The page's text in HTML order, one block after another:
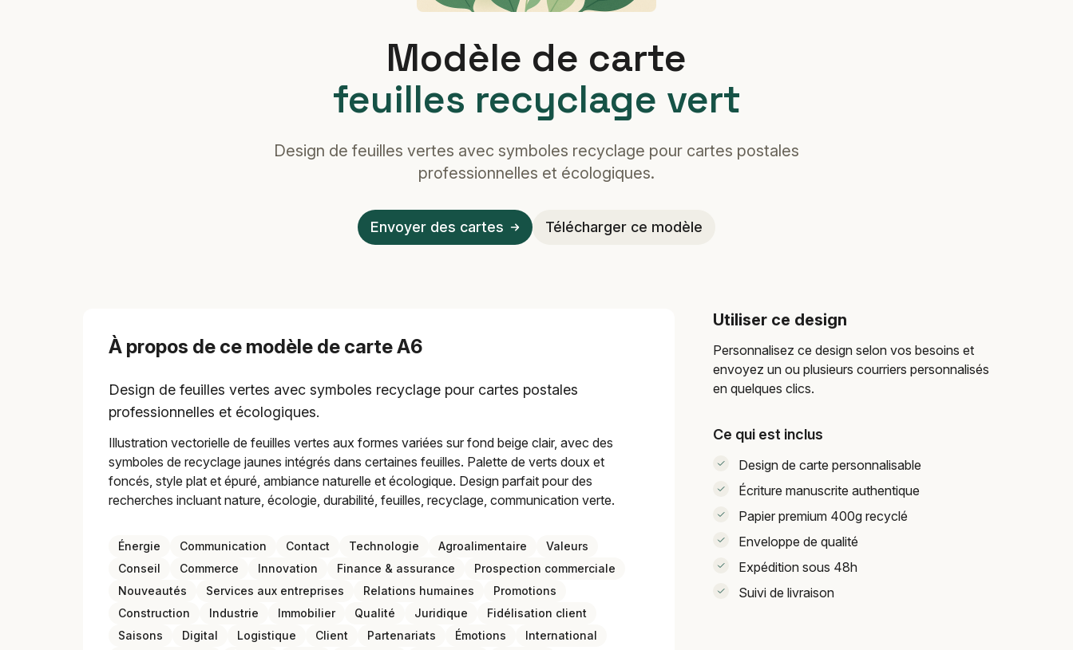
Modèle de carte
feuilles recyclage vert
Design de feuilles vertes avec symboles recyclage pour cartes postales
professionnelles et écologiques.
Envoyer des cartes Télécharger ce modèle
À propos de ce modèle de carte A6
Design de feuilles vertes avec symboles recyclage pour cartes postales
professionnelles et écologiques.
Illustration vectorielle de feuilles vertes aux formes variées sur fond beige clair, avec des
symboles de recyclage jaunes intégrés dans certaines feuilles. Palette de verts doux et
foncés, style plat et épuré, ambiance naturelle et écologique. Design parfait pour des
recherches incluant nature, écologie, durabilité, feuilles, recyclage, communication verte.
Énergie Communication Contact Technologie Agroalimentaire
Valeurs
Conseil
Commerce Innovation Finance & assurance
Prospection commerciale
Nouveautés
Services aux entreprises Relations humaines
Promotions
Construction
Industrie Immobilier Qualité Juridique
Fidélisation client
Saisons
Digital Logistique Client Partenariats Émotions
International
Utiliser ce design
Personnalisez ce design selon vos besoins et
envoyez un ou plusieurs courriers personnalisés
en quelques clics.
Ce qui est inclus
Design de carte personnalisable
Écriture manuscrite authentique
Papier premium 400g recyclé
Enveloppe de qualité
Expédition sous 48h
Suivi de livraison